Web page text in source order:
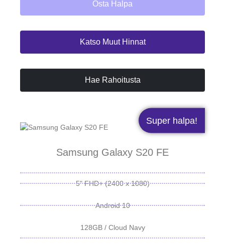
Osta Halpa
Katso Muut Hinnat
Hae Rahoitusta
Super halpa!
Samsung Galaxy S20 FE
5" FHD+ (2400 x 1080)
Android 10
128GB / Cloud Navy